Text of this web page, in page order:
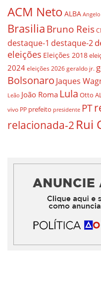
ACM Neto ALBA
BrasiliaBruno Reis
destaque-1 destaque-2
eleições Eleições 2018
2024 eleições 2026 geraldo jr.
Bolsonaro Jaques
Leão João Roma Lula Otto
vivo PP prefeito presidente PT
relacionada-2 Rui